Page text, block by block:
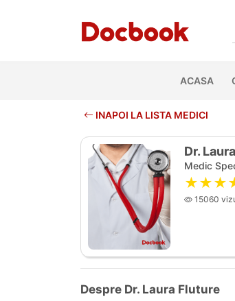
ACASA
INAPOI LA LISTA MEDICI
Dr.
Medic
15060
Despre Dr. Laura Fluture